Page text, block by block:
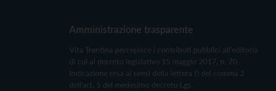
Amministrazione trasparente
Vita Trentina percepisce i contributi pubblici all'editoria
di cui al decreto legislativo 15 maggio 2017, n. 70.
Indicazione resa ai sensi della lettera f) del comma 2
dell'art. 5 del medesimo decreto Lgs.